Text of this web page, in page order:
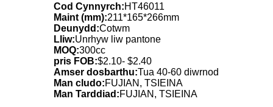
Cod Cynnyrch:HT46011
Maint (mm):211*165*266mm
Deunydd:Cotwm
Lliw:Unrhyw liw pantone
MOQ:300cc
pris FOB:$2.10- $2.40
Amser dosbarthu:Tua 40-60 diwrnod
Man cludo:FUJIAN, TSIEINA
Man Tarddiad:FUJIAN, TSIEINA